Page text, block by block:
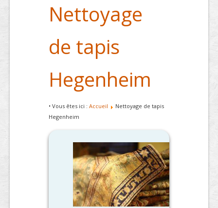
Nettoyage
de tapis
Hegenheim
• Vous êtes ici : Accueil
Nettoyage de tapis
Hegenheim